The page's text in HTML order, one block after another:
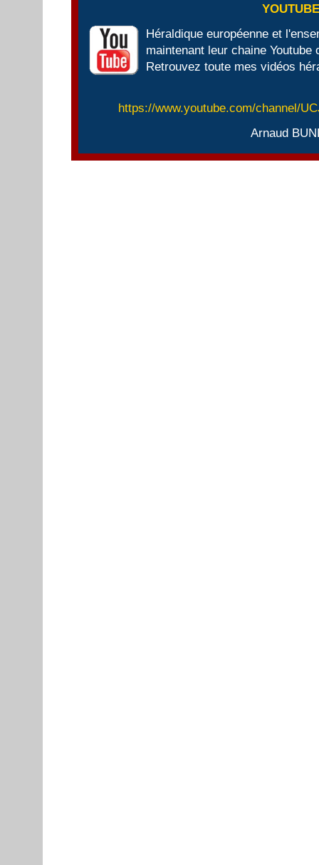
Héraldique européenne et
maintenant leur chaine Youtube
Retrouvez toute mes vidéos
https://www.youtube.com/channel/
Arnaud